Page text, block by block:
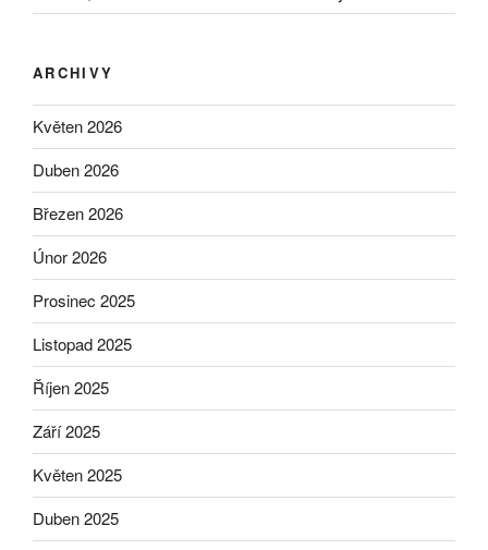
ARCHIVY
Květen 2026
Duben 2026
Březen 2026
Únor 2026
Prosinec 2025
Listopad 2025
Říjen 2025
Září 2025
Květen 2025
Duben 2025